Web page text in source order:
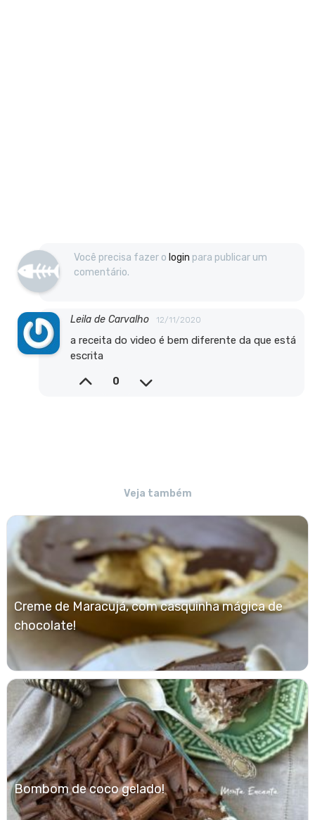
Você precisa fazer o login para publicar um
comentário.
Leila de Carvalho 12/11/2020
a receita do video é bem diferente da que está
escrita
0
Veja também
Creme de Maracujá, com casquinha mágica de
chocolate!
Bombom de coco gelado!